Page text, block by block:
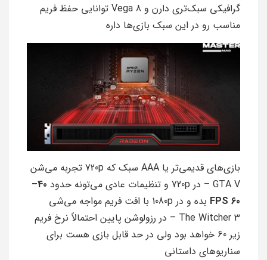
گرافیکی سبک‌تری دارن و Vega 8 توانایی حفظ فریم
مناسب رو در این سبک بازی‌ها داره
بازی‌های قدیمی‌تر یا AAA سبک که 720p تجربه می‌شن
GTA V – در 720p و تنظیمات عادی می‌تونه حدود
40–
60 FPS
بده و در 1080p با افت فریم مواجه می‌شی
The Witcher 3 – در رزولوشن پایین احتمالاً نرخ فریم
زیر 60 خواهد بود ولی در حد قابل بازی هست برای
سناریوهای داستانی